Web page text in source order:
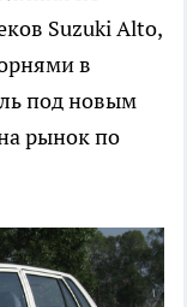
Suzuki Alto,
в
под новым
рынок по